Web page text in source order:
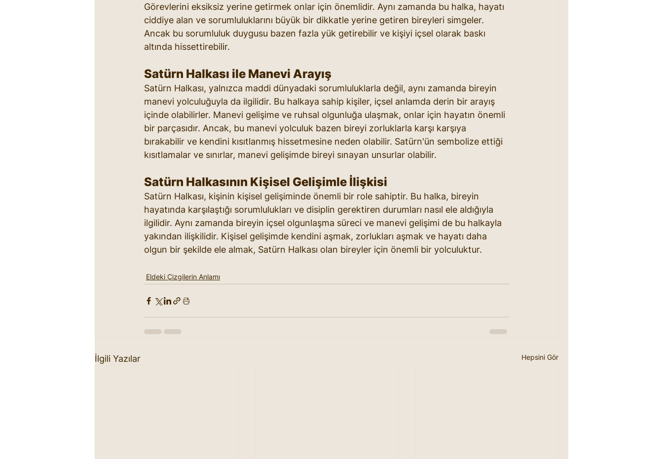
Görevlerini eksiksiz yerine getirmek onlar için önemlidir. Aynı zamanda bu halka, hayatı
ciddiye alan ve sorumluluklarını büyük bir dikkatle yerine getiren bireyleri simgeler.
Ancak bu sorumluluk duygusu bazen fazla yük getirebilir ve kişiyi içsel olarak baskı
altında hissettirebilir.
Satürn Halkası ile Manevi Arayış
Satürn Halkası, yalnızca maddi dünyadaki sorumluluklarla değil, aynı zamanda bireyin
manevi yolculuğuyla da ilgilidir. Bu halkaya sahip kişiler, içsel anlamda derin bir arayış
içinde olabilirler. Manevi gelişime ve ruhsal olgunluğa ulaşmak, onlar için hayatın önemli
bir parçasıdır. Ancak, bu manevi yolculuk bazen bireyi zorluklarla karşı karşıya
bırakabilir ve kendini kısıtlanmış hissetmesine neden olabilir. Satürn'ün sembolize ettiği
kısıtlamalar ve sınırlar, manevi gelişimde bireyi sınayan unsurlar olabilir.
Satürn Halkasının Kişisel Gelişimle İlişkisi
Satürn Halkası, kişinin kişisel gelişiminde önemli bir role sahiptir. Bu halka, bireyin
hayatında karşılaştığı sorumlulukları ve disiplin gerektiren durumları nasıl ele aldığıyla
ilgilidir. Aynı zamanda bireyin içsel olgunlaşma süreci ve manevi gelişimi de bu halkayla
yakından ilişkilidir. Kişisel gelişimde kendini aşmak, zorlukları aşmak ve hayatı daha
olgun bir şekilde ele almak, Satürn Halkası olan bireyler için önemli bir yolculuktur.
Eldeki Çizgilerin Anlamı
İlgili Yazılar Hepsini Gör